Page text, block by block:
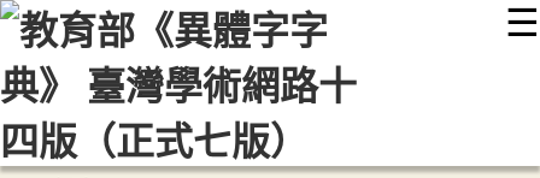
☰
::: 最新消息 常見問題 編輯說明
顯示模式
網站導覽